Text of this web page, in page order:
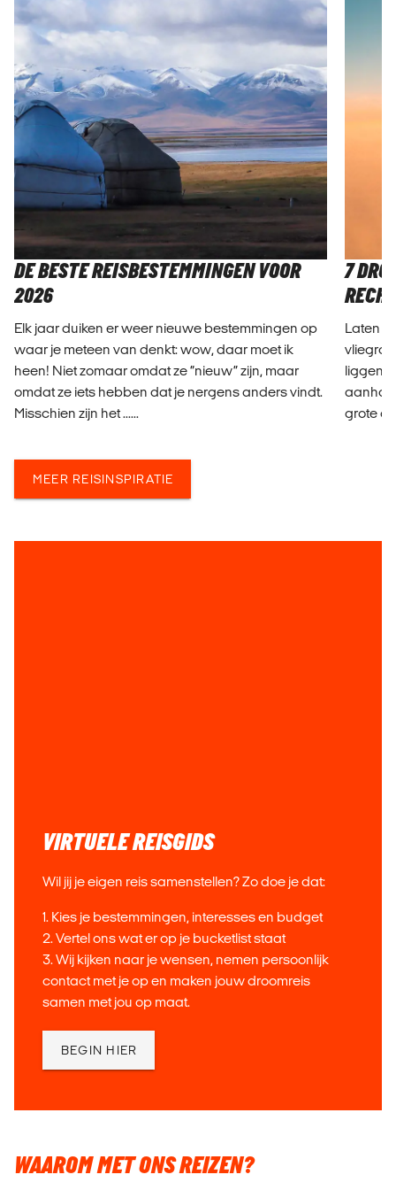
DE BESTE REISBESTEMMINGEN VOOR
2026
Elk jaar duiken er weer nieuwe bestemmingen op
waar je meteen van denkt: wow, daar moet ik
heen! Niet zomaar omdat ze “nieuw” zijn, maar
omdat ze iets hebben dat je nergens anders vindt.
Misschien zijn het ......
7
Laten
liggen
grote
MEER REISINSPIRATIE
VIRTUELE REISGIDS
Wil jij je eigen reis samenstellen? Zo doe je dat:
1. Kies je bestemmingen, interesses en budget
2. Vertel ons wat er op je bucketlist staat
3. Wij kijken naar je wensen, nemen persoonlijk
contact met je op en maken jouw droomreis
samen met jou op maat.
BEGIN HIER
WAAROM MET ONS REIZEN?